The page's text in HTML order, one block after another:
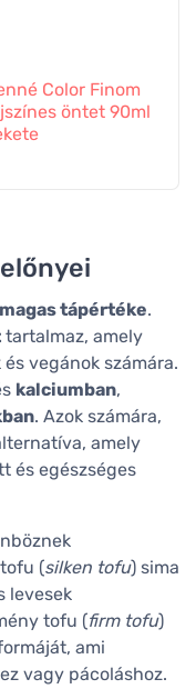
Color Finom
öntet 90ml
magas tápértéke.
tartalmaz, amely
vegánok számára.
kalciumban,
. Azok számára,
amely
és egészséges
(silken tofu) sima
levesek
tofu (firm tofu)
ami
vagy pácoláshoz.